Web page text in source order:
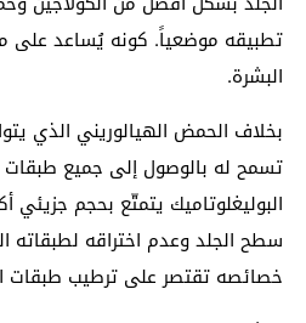
تطبيقه موضعياً. كونه يُساعد على
البشرة.
بخلاف الحمض الهيالوريني الذي
تسمح له بالوصول إلى جميع
البوليغلوتاميك يتمتّع بحجم جزيئي
سطح الجلد وعدم اختراقه لطبقاته
خصائصه تقتصر على ترطيب طبقات